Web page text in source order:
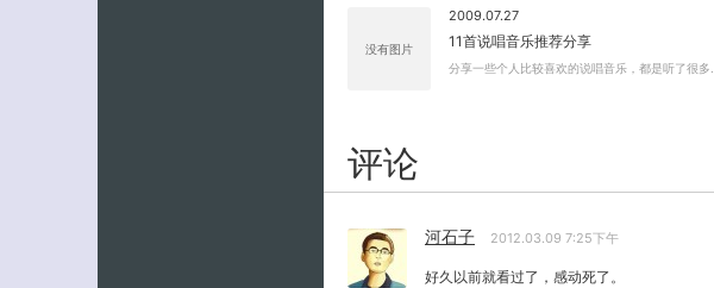
没有图片
2009.07.27
11首说唱音乐推荐分享
分享一些个人比较喜欢的说唱音乐，都是听了很多…
评论
河石子 2012.03.09 7:25下午
好久以前就看过了，感动死了。